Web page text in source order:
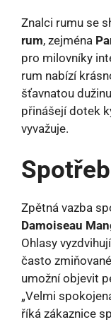
Znalci rumu se
rum, zejména
pro milovníky
rum nabízí
šťavnatou
přinášejí dotek
vyvažuje.
Zpětná vazba
Damoiseau
Ohlasy
často
umožní objevit
„Velmi
říká zákaznice